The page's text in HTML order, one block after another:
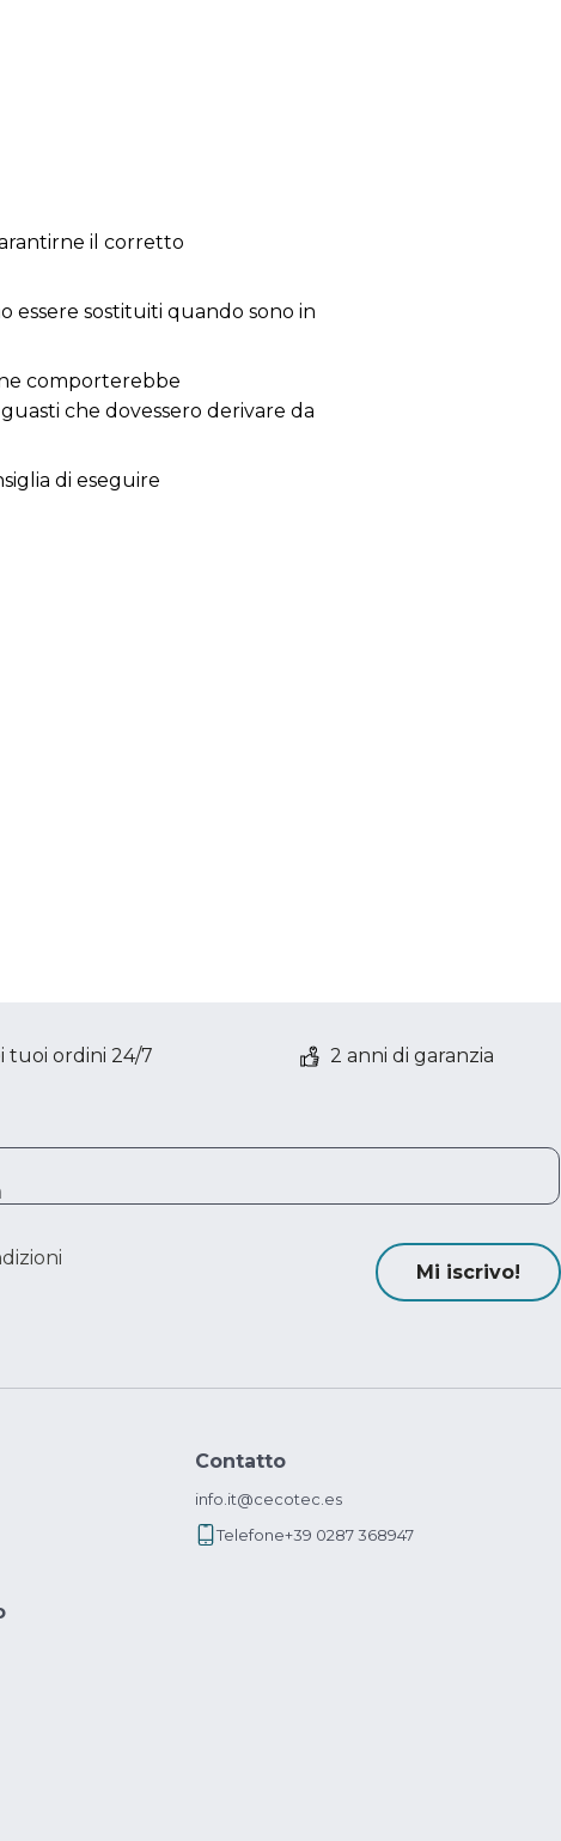
il corretto
essere sostituiti quando sono in
comporterebbe
che dovessero derivare da
di eseguire
tuoi ordini 24/7 2 anni di garanzia
Mi iscrivo!
Contatto
info.it@cecotec.es
Telefone+39 0287 368947